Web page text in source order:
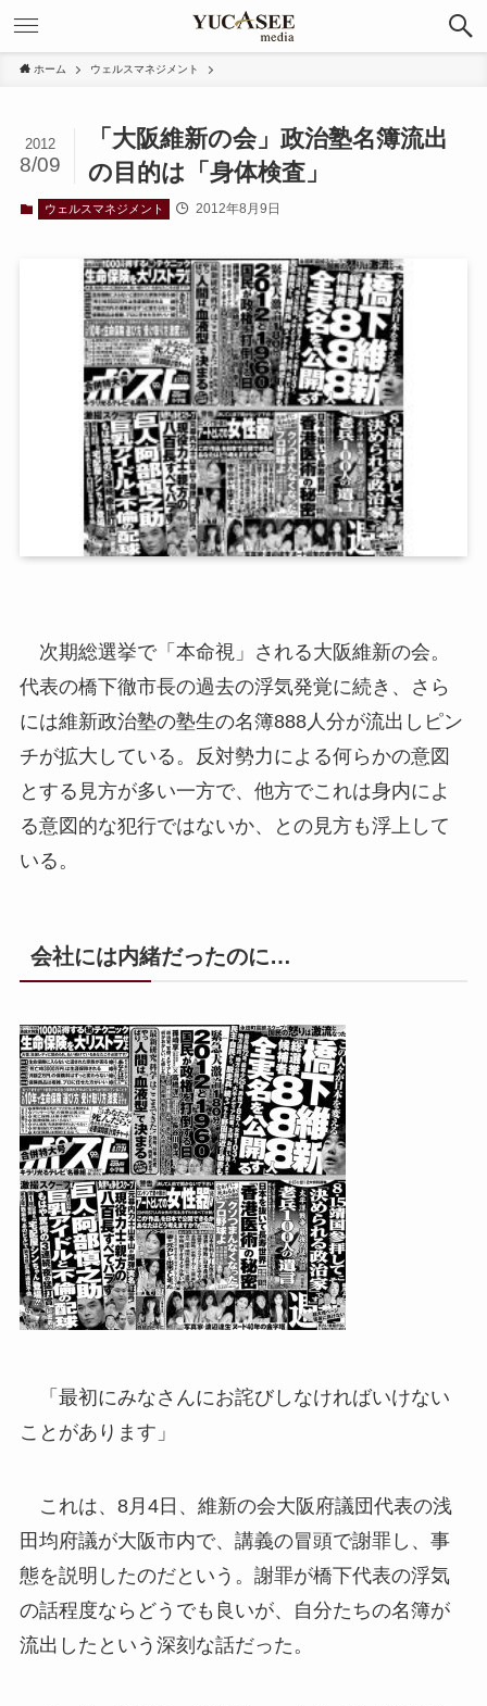
ホーム ウェルスマネジメント
「大阪維新の会」政治塾名簿流出
の目的は「身体検査」
2012
8/09
ウェルスマネジメント 2012年8月9日
次期総選挙で「本命視」される大阪維新の会。
代表の橋下徹市長の過去の浮気発覚に続き、さら
には維新政治塾の塾生の名簿888人分が流出しピン
チが拡大している。反対勢力による何らかの意図
とする見方が多い一方で、他方でこれは身内によ
る意図的な犯行ではないか、との見方も浮上して
いる。
会社には内緒だったのに…
「最初にみなさんにお詫びしなければいけない
ことがあります」
これは、8月4日、維新の会大阪府議団代表の浅
田均府議が大阪市内で、講義の冒頭で謝罪し、事
態を説明したのだという。謝罪が橋下代表の浮気
の話程度ならどうでも良いが、自分たちの名簿が
流出したという深刻な話だった。